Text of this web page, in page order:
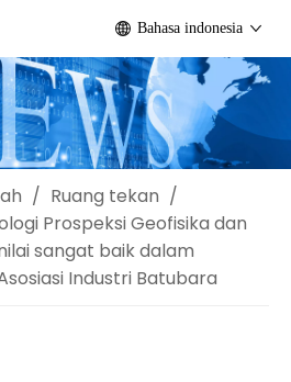
Bahasa indonesia
/ Ruang tekan /
Prospeksi Geofisika dan
sangat baik dalam
Industri Batubara